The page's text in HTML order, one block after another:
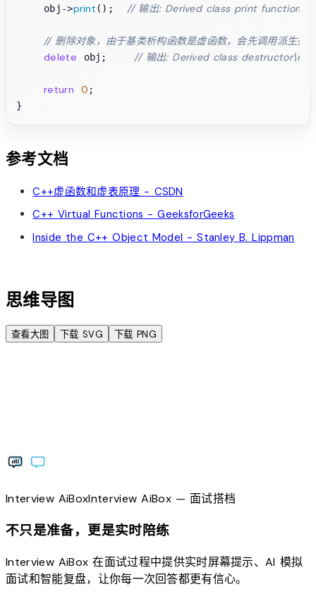
    obj->
print (); // 输出: Derived class print function
// 删除对象，由于基类析构函数是虚函数，会先调用派生类
delete obj; // 输出: Derived class
return 0 ;
参考文档
C++虚函数和虚表原理 - CSDN
C++ Virtual Functions - GeeksforGeeks
Inside the C++ Object Model - Stanley B. Lippman
思维导图
查看大图 下载 SVG 下载 PNG
Interview AiBoxInterviewAiBox— 面试搭档
不只是准备，更是实时陪练
Interview AiBox 在面试过程中提供实时屏幕提示、AI 模拟
面试和智能复盘，让你每一次回答都更有信心。